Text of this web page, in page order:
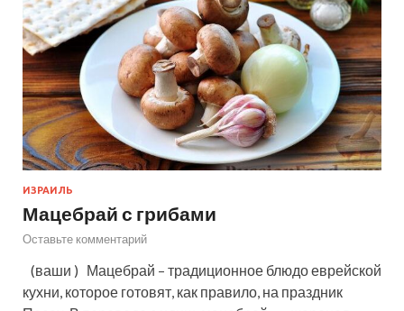
ИЗРАИЛЬ
Мацебрай с грибами
Оставьте комментарий
(ваши ) Мацебрай – традиционное блюдо еврейской
кухни, которое готовят, как правило, на праздник